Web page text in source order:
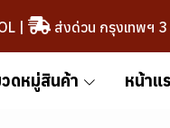
| ส่งด่วน กรุงเทพฯ 3
ดหมู่สินค้า หน้าแ